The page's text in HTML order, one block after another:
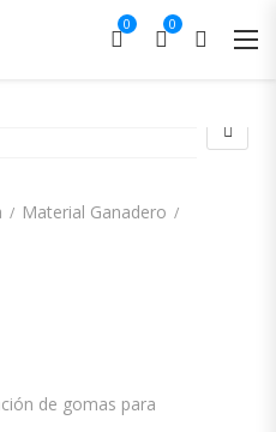
0 0
Material Ganadero
de gomas para